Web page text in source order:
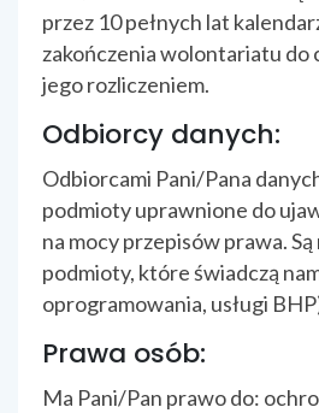
przez 10 pełnych lat
zakończenia wolontariatu do
jego rozliczeniem.
Odbiorcy danych:
Odbiorcami Pani/Pana
podmioty uprawnione do
na mocy przepisów prawa.
podmioty, które świadczą
oprogramowania, usługi
Prawa osób:
Ma Pani/Pan prawo do: